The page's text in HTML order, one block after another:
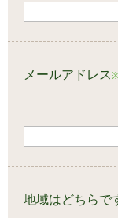
メールアドレス
地域はどちらで